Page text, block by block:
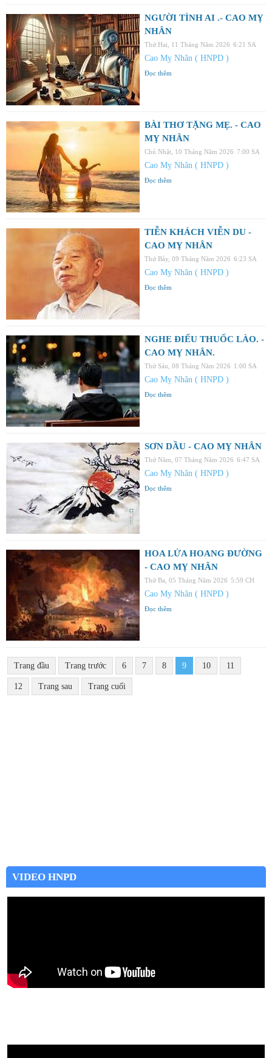
NGƯỜI TÌNH AI .- CAO MỴ
NHÂN
Thứ Hai, 11 Tháng Năm 2026 6:21 SA
Cao Mỵ Nhân ( HNPD )
Đọc thêm
BÀI THƠ TẶNG MẸ. - CAO
MỴ NHÂN
Chủ Nhật, 10 Tháng Năm 2026 7:00 SA
Cao Mỵ Nhân ( HNPD )
Đọc thêm
TIỄN KHÁCH VIỄN DU -
CAO MỴ NHÂN
Thứ Bảy, 09 Tháng Năm 2026 6:23 SA
Cao Mỵ Nhân ( HNPD )
Đọc thêm
NGHE ĐIẾU THUỐC LÀO. -
CAO MỴ NHÂN.
Thứ Sáu, 08 Tháng Năm 2026 1:00 SA
Cao Mỵ Nhân ( HNPD )
Đọc thêm
SƠN DẦU - CAO MỴ NHÂN
Thứ Năm, 07 Tháng Năm 2026 6:47 SA
Cao Mỵ Nhân ( HNPD )
Đọc thêm
HOA LỬA HOANG ĐƯỜNG
- CAO MỴ NHÂN
Thứ Ba, 05 Tháng Năm 2026 5:59 CH
Cao Mỵ Nhân ( HNPD )
Đọc thêm
Trang đầu Trang trước 6 7 8 9 10 11
12 Trang sau Trang cuối
VIDEO HNPD